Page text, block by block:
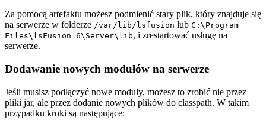
Za pomocą artefaktu możesz podmienić stary plik, który znajduje się
na serwerze w folderze /var/lib/lsfusion lub C:\Program
Files\lsFusion 6\Server\lib, i zrestartować usługę na
serwerze.
Dodawanie nowych modułów na serwerze
Jeśli musisz podłączyć nowe moduły, możesz to zrobić nie przez
pliki jar, ale przez dodanie nowych plików do classpath. W takim
przypadku kroki są następujące: